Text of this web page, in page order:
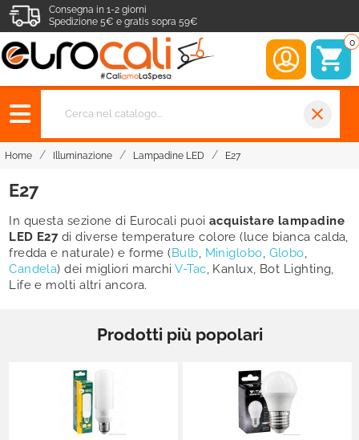
Consegna in 1-2 giorni
Spedizione 5€ e gratis sopra 59€
0
close
Home Illuminazione Lampadine LED E27
E27
In questa sezione di Eurocali puoi acquistare lampadine
LED E27 di diverse temperature colore (luce bianca calda,
fredda e naturale) e forme (Bulb, Miniglobo, Globo,
Candela) dei migliori marchiV-Tac, Kanlux, Bot Lighting,
Life e molti altri ancora.
Prodotti più popolari